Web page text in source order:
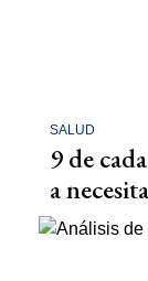
SALUD
9 de
a